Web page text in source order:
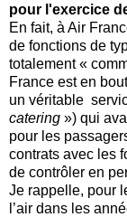
pour l'exercice
En fait, à Air
de fonctions de
totalement «
France est en
un véritable
catering ») qui
pour les
contrats avec les
de contrôler en
Je rappelle, pour
l’air dans les